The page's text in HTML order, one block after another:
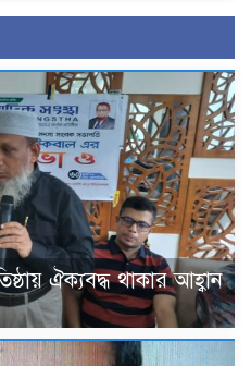
ঐক্যবদ্ধ থাকার আহ্বান